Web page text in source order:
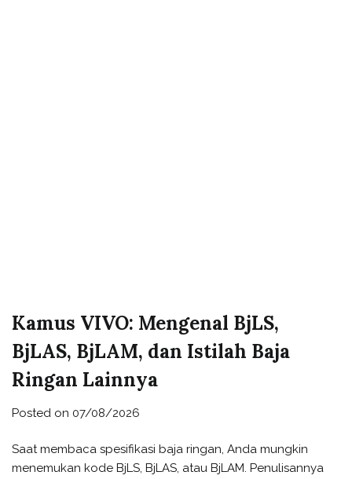
Kamus VIVO: Mengenal BjLS,
BjLAS, BjLAM, dan Istilah Baja
Ringan Lainnya
Posted on 07/08/2026
Saat membaca spesifikasi baja ringan, Anda mungkin
menemukan kode BjLS, BjLAS, atau BjLAM. Penulisannya